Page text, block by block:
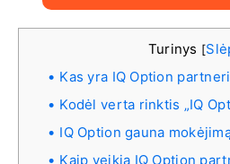
Turinys [
Kas yra IQ Option
Kodėl verta rinktis „IQ
IQ Option gauna
Kaip veikia IQ Option